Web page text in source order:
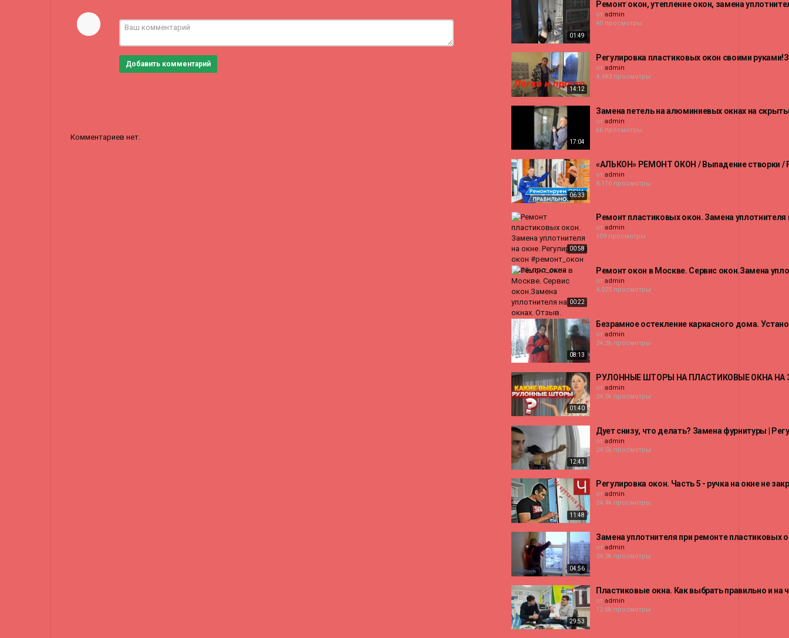
Добавить комментарий
Комментариев нет.
01:49
Ремонт окон, утепление окон, замена
от admin
40 просмотры
14:12
Регулировка пластиковых окон своими
от admin
4,483 просмотры
17:04
Замена петель на алюминиевых окнах на
от admin
66 просмотры
06:33
«АЛЬКОН» РЕМОНТ ОКОН / Выпадение створки /
от admin
8,116 просмотры
00:58
Ремонт пластиковых окон. Замена
от admin
109 просмотры
00:22
Ремонт окон в Москве. Сервис окон.Замена
от admin
4,025 просмотры
08:13
Безрамное остекление каркасного дома.
от admin
24.3k просмотры
01:40
РУЛОННЫЕ ШТОРЫ НА ПЛАСТИКОВЫЕ ОКНА НА
от admin
24.5k просмотры
12:41
Дует снизу, что делать? Замена фурнитуры |
от admin
24.5k просмотры
11:48
Регулировка окон. Часть 5 - ручка на окне не
от admin
24.4k просмотры
04:56
Замена уплотнителя при ремонте пластиковых
от admin
24.3k просмотры
29:53
Пластиковые окна. Как выбрать правильно и на
от admin
12.6k просмотры